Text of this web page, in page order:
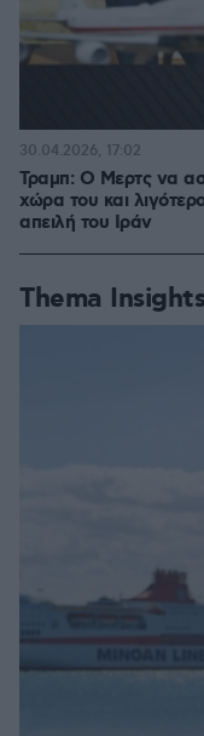
Τραμπ: Ο Μερτς να
χώρα του και
απειλή του Ιράν
30.04.2026, 17:02
Thema Insights